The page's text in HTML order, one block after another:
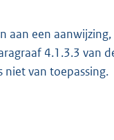
aan een
4.1.3.3 van
niet van toepassing.